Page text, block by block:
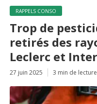
RAPPELS CONSO
Trop de
retirés des
Leclerc et
27 juin 2025 3 min de lecture